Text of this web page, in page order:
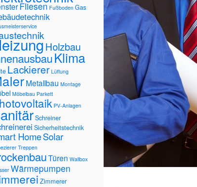
Fliesen Fußboden Gas
Holzbau
Klima
Lackierer Lüftung
Metallbau Montage
Möbelbau Parkett
PV-Anlagen
Schreiner
Sicherheitstechnik
HomeSolar
Treppen
Türen Wallbox
Wärmepumpen
Zimmerer